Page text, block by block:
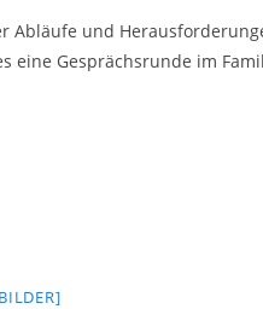
und
eine Gesprächsrunde im